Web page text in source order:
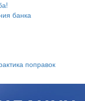
банка
поправок